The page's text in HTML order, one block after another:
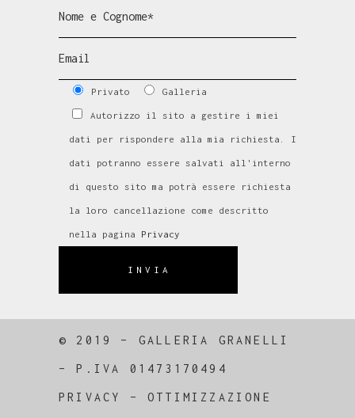
Privato Galleria
Autorizzo il sito a gestire i miei
dati per rispondere alla mia richiesta. I
dati potranno essere salvati all'interno
di questo sito ma potrà essere richiesta
la loro cancellazione come descritto
nella pagina Privacy
INVIA
© 2019 – GALLERIA GRANELLI
–P.IVA 01473170494
PRIVACY –OTTIMIZZAZIONE